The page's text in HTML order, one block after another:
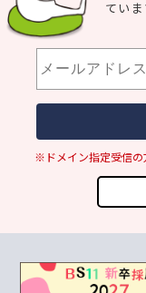
ていま
※ドメイン指定受信の